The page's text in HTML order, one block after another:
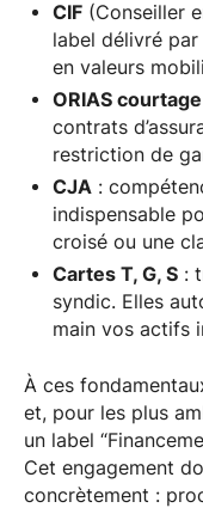
CIF(Conseiller
label délivré par
en valeurs
ORIAS courtage
contrats
restriction de
CJA:
indispensable
croisé ou une
Cartes T, G, S:
syndic. Elles
main vos actifs
À ces
et, pour les plus
un label
Cet engagement
concrètement :